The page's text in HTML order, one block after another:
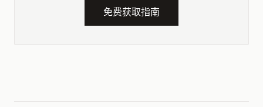
免费获取指南